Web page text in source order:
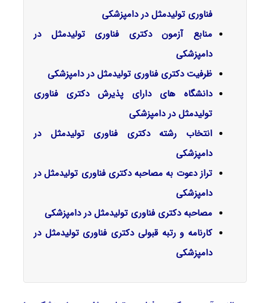
فناوری تولیدمثل در دامپزشکی
منابع آزمون دکتری فناوری تولیدمثل در
دامپزشکی
ظرفیت دکتری فناوری تولیدمثل در دامپزشکی
دانشگاه های دارای پذیرش دکتری فناوری
تولیدمثل در دامپزشکی
انتخاب رشته دکتری فناوری تولیدمثل در
دامپزشکی
تراز دعوت به مصاحبه دکتری فناوری تولیدمثل در
دامپزشکی
مصاحبه دکتری فناوری تولیدمثل در دامپزشکی
کارنامه و رتبه قبولی دکتری فناوری تولیدمثل در
دامپزشکی